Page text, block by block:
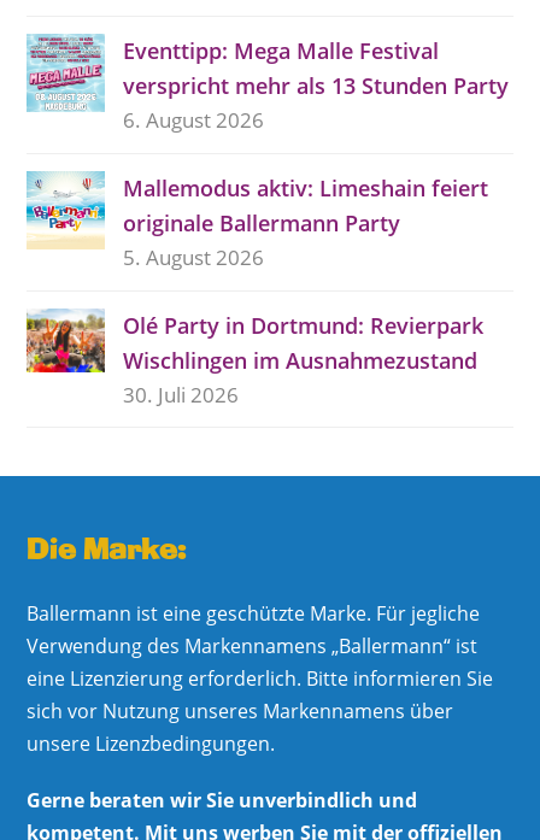
Eventtipp: Mega Malle Festival
verspricht mehr als 13 Stunden Party
6. August 2026
Mallemodus aktiv: Limeshain feiert
originale Ballermann Party
5. August 2026
Olé Party in Dortmund: Revierpark
Wischlingen im Ausnahmezustand
30. Juli 2026
Die Marke:
Ballermann ist eine geschützte Marke. Für jegliche
Verwendung des Markennamens „Ballermann“ ist
eine Lizenzierung erforderlich. Bitte informieren Sie
sich vor Nutzung unseres Markennamens über
unsere Lizenzbedingungen.
Gerne beraten wir Sie unverbindlich und
kompetent. Mit uns werben Sie mit der offiziellen